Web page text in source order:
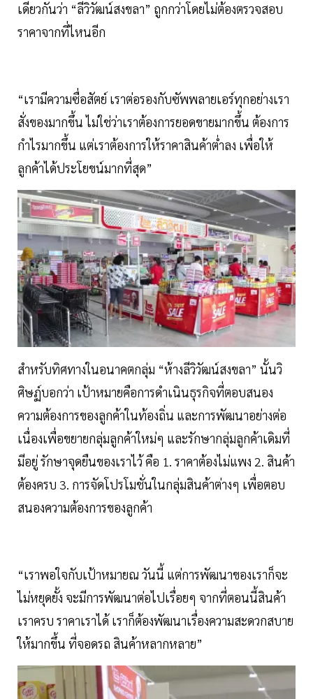
เดียวกันว่า “ลีวิวัฒน์สงขลา” ถูกกว่าโดยไม่ต้องตรวจสอบ
ราคาจากที่ไหนอีก
“เรามีความซื่อสัตย์ เราต่อรองกับซัพพลายเอร์ทุกอย่างเรา
สั่งของมากขึ้น ไม่ใช่ว่าเราต้องการยอดขายมากขึ้น ต้องการ
กำไรมากขึ้น แต่เราต้องการให้ราคาสินค้าตํ่าลง เพื่อให้
ลูกค้าได้ประโยขน์มากที่สุด”
สำหรับทิศทางในอนาคตกลุ่ม “ห้างลีวิวัฒน์สงขลา” นั้นวิ
ศิษฏ์บอกว่า เป้าหมายคือการดำเนินธุรกิจที่ตอบสนอง
ความต้องการของลูกค้าในท้องถิ่น และการพัฒนาอย่างต่อ
เนื่องเพื่อขยายกลุ่มลูกค้าใหม่ๆ และรักษากลุ่มลูกค้าเดิมที่
มีอยู่ รักษาจุดยืนของเราไว้ คือ 1. ราคาต้องไม่แพง 2. สินค้า
ต้องครบ 3. การจัดโปรโมชั่นในกลุ่มสินค้าต่างๆ เพื่อตอบ
สนองความต้องการของลูกค้า
“เราพอใจกับเป้าหมายณ วันนี้ แต่การพัฒนาของเราก็จะ
ไม่หยุดยั้ง จะมีการพัฒนาต่อไปเรื่อยๆ จากที่ตอนนี้สินค้า
เราครบ ราคาเราได้ เราก็ต้องพัฒนาเรื่องความสะดวกสบาย
ให้มากขึ้น ที่จอดรถ สินค้าหลากหลาย”